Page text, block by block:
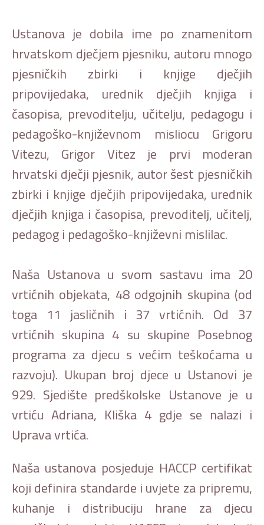
Ustanova je dobila ime po znamenitom
hrvatskom dječjem pjesniku, autoru mnogo
pjesničkih zbirki i knjige dječjih
pripovijedaka, urednik dječjih knjiga i
časopisa, prevoditelju, učitelju, pedagogu i
pedagoško-književnom misliocu Grigoru
Vitezu, Grigor Vitez je prvi moderan
hrvatski dječji pjesnik, autor šest pjesničkih
zbirki i knjige dječjih pripovijedaka, urednik
dječjih knjiga i časopisa, prevoditelj, učitelj,
pedagog i pedagoško-književni mislilac.
Naša Ustanova u svom sastavu ima 20
vrtićnih objekata, 48 odgojnih skupina (od
toga 11 jasličnih i 37 vrtićnih. Od 37
vrtićnih skupina 4 su skupine Posebnog
programa za djecu s većim teškoćama u
razvoju). Ukupan broj djece u Ustanovi je
929. Sjedište predškolske Ustanove je u
vrtiću Adriana, Kliška 4 gdje se nalazi i
Uprava vrtića.
Naša ustanova posjeduje HACCP certifikat
koji definira standarde i uvjete za pripremu,
kuhanje i distribuciju hrane za djecu